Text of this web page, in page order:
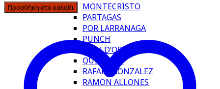
MONTECRISTO
PARTAGAS
POR LARRANAGA
PUNCH
QUAI D’ORSAY
QUINTERO
RAFAEL GONZALEZ
RAMON ALLONES
Προσθήκη στο καλάθι